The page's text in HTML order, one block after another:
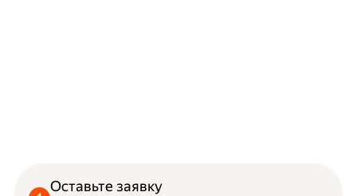
Оставьте заявку